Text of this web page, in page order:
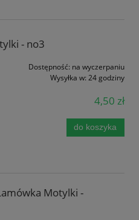
- no3
Dostępność: na wyczerpaniu
Wysyłka w: 24 godziny
4,50 zł
do koszyka
Motylki -